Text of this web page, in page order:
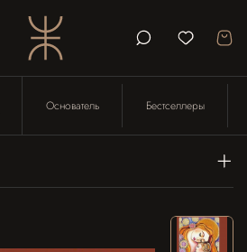
Основатель Бестселлеры